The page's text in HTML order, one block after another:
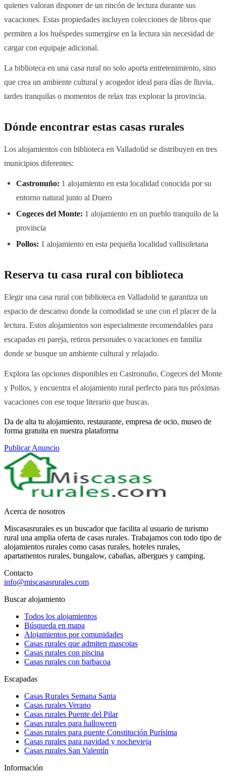
quienes valoran disponer de un rincón de lectura durante sus
vacaciones. Estas propiedades incluyen colecciones de libros que
permiten a los huéspedes sumergirse en la lectura sin necesidad de
cargar con equipaje adicional.
La biblioteca en una casa rural no solo aporta entretenimiento, sino
que crea un ambiente cultural y acogedor ideal para días de lluvia,
tardes tranquilas o momentos de relax tras explorar la provincia.
Dónde encontrar estas casas rurales
Los alojamientos con biblioteca en Valladolid se distribuyen en tres
municipios diferentes:
Castronuño: 1 alojamiento en esta localidad conocida por su
entorno natural junto al Duero
Cogeces del Monte: 1 alojamiento en un pueblo tranquilo de la
provincia
Pollos: 1 alojamiento en esta pequeña localidad vallisoletana
Reserva tu casa rural con biblioteca
Elegir una casa rural con biblioteca en Valladolid te garantiza un
espacio de descanso donde la comodidad se une con el placer de la
lectura. Estos alojamientos son especialmente recomendables para
escapadas en pareja, retiros personales o vacaciones en familia
donde se busque un ambiente cultural y relajado.
Explora las opciones disponibles en Castronuño, Cogeces del Monte
y Pollos, y encuentra el alojamiento rural perfecto para tus próximas
vacaciones con ese toque literario que buscas.
Da de alta tu alojamiento, restaurante, empresa de ocio, museo de
forma gratuita en nuestra plataforma
Publicar Anuncio
Acerca de nosotros
Miscasasrurales es un buscador que facilita al usuario de turismo
rural una amplia oferta de casas rurales. Trabajamos con todo tipo de
alojamientos rurales como casas rurales, hoteles rurales,
apartamentos rurales, bungalow, cabañas, albergues y camping.
Contacto
info@miscasasrurales.com
Buscar alojamiento
Todos los alojamientos
Búsqueda en mapa
Alojamientos por comunidades
Casas rurales que admiten mascotas
Casas rurales con piscina
Casas rurales con barbacoa
Escapadas
Casas Rurales Semana Santa
Casas rurales Verano
Casas rurales Puente del Pilar
Casas rurales para halloween
Casas rurales para puente Constitución Purísima
Casas rurales para navidad y nochevieja
Casas rurales San Valentín
Información